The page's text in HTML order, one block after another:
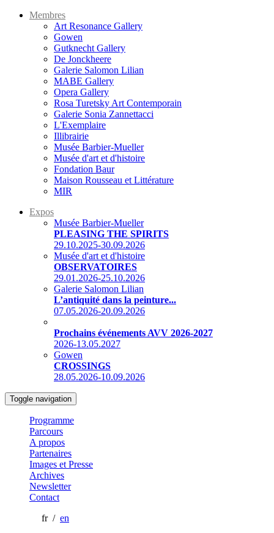
Membres
Art Resonance Gallery
Gowen
Gutknecht Gallery
De Jonckheere
Galerie Salomon Lilian
MABE Gallery
Opera Gallery
Rosa Turetsky Art Contemporain
Galerie Sonia Zannettacci
L'Exemplaire
Illibrairie
Musée Barbier-Mueller
Musée d'art et d'histoire
Fondation Baur
Maison Rousseau et Littérature
MIR
Expos
Musée Barbier-Mueller
PLEASING THE SPIRITS
29.10.2025-30.09.2026
Musée d'art et d'histoire
OBSERVATOIRES
29.01.2026-25.10.2026
Galerie Salomon Lilian
L’antiquité dans la peinture...
07.05.2026-20.09.2026
Prochains événements AVV 2026-2027
2026-13.05.2027
Gowen
CROSSINGS
28.05.2026-10.09.2026
Toggle navigation
Programme
Parcours
A propos
Partenaires
Images et Presse
Archives
Newsletter
Contact
fr / en